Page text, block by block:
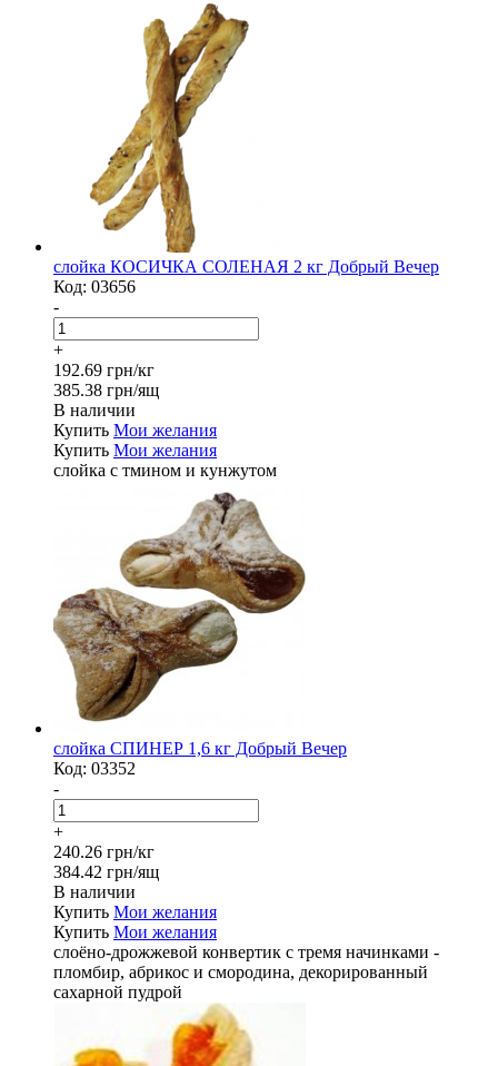
слойка КОСИЧКА СОЛЕНАЯ 2 кг Добрый Вечер
Код: 03656
-
+
192.69 грн/кг
385.38 грн/ящ
В наличии
Купить Мои желания
Купить Мои желания
слойка с тмином и кунжутом
слойка СПИНЕР 1,6 кг Добрый Вечер
Код: 03352
-
+
240.26 грн/кг
384.42 грн/ящ
В наличии
Купить Мои желания
Купить Мои желания
слоёно-дрожжевой конвертик с тремя начинками -
пломбир, абрикос и смородина, декорированный
сахарной пудрой